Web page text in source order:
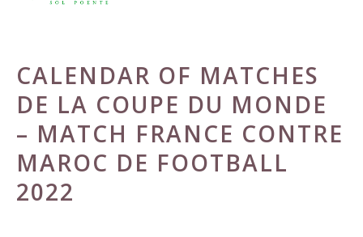
CALENDAR OF MATCHES
DE LA COUPE DU MONDE
– MATCH FRANCE CONTRE
MAROC DE FOOTBALL
2022